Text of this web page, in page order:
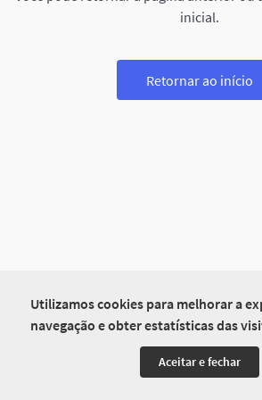
Utilizamos cookies para melhorar a
navegação e obter estatísticas das
Aceitar e fechar
inicial.
Retornar ao início